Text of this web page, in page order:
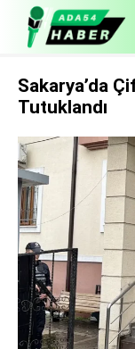
Sakarya’da
Tutuklandı